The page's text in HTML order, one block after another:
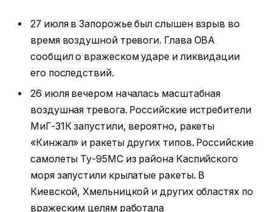
27 июля в Запорожье был слышен взрыв во
время воздушной тревоги. Глава ОВА
сообщил о вражеском ударе и ликвидации
его последствий.
26 июля вечером началась масштабная
воздушная тревога. Российские истребители
МиГ-31К запустили, вероятно, ракеты
«Кинжал» и ракеты других типов. Российские
самолеты Ту-95МС из района Каспийского
моря запустили крылатые ракеты. В
Киевской, Хмельницкой и других областях по
вражеским целям работала